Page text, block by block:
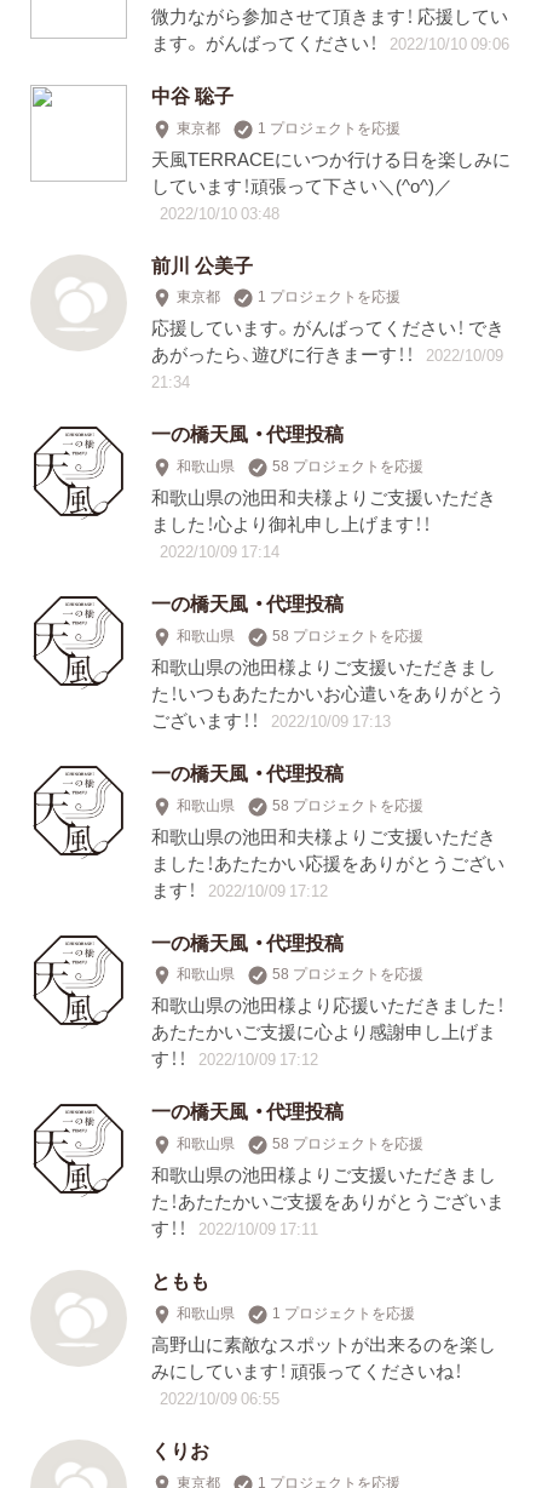
微力ながら参加させて頂きます！ 応援してい
ます。 がんばってください！
2022/10/10 09:06
中谷 聡子
東京都 1 プロジェクトを応援
天風TERRACEにいつか行ける日を楽しみに
しています！頑張って下さい＼(^o^)／
2022/10/10 03:48
前川 公美子
東京都 1 プロジェクトを応援
応援しています。がんばってください！ でき
あがったら、遊びに行きまーす！！
2022/10/09
21:34
一の橋天風 ・代理投稿
和歌山県 58 プロジェクトを応援
和歌山県の池田和夫様よりご支援いただき
ました！心より御礼申し上げます！！
2022/10/09 17:14
一の橋天風 ・代理投稿
和歌山県 58 プロジェクトを応援
和歌山県の池田様よりご支援いただきまし
た！いつもあたたかいお心遣いをありがとう
ございます！！
2022/10/09 17:13
一の橋天風 ・代理投稿
和歌山県 58 プロジェクトを応援
和歌山県の池田和夫様よりご支援いただき
ました！あたたかい応援をありがとうござい
ます！
2022/10/09 17:12
一の橋天風 ・代理投稿
和歌山県 58 プロジェクトを応援
和歌山県の池田様より応援いただきました！
あたたかいご支援に心より感謝申し上げま
す！！
2022/10/09 17:12
一の橋天風 ・代理投稿
和歌山県 58 プロジェクトを応援
和歌山県の池田様よりご支援いただきまし
た！あたたかいご支援をありがとうございま
す！！
2022/10/09 17:11
ともも
和歌山県 1 プロジェクトを応援
高野山に素敵なスポットが出来るのを楽し
みにしています！ 頑張ってくださいね！
2022/10/09 06:55
くりお
東京都 1 プロジェクトを応援